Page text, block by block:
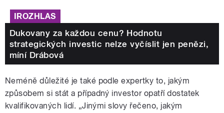
IROZHLAS
Dukovany za každou cenu? Hodnotu
strategických investic nelze vyčíslit jen penězi,
míní Drábová
Neméně důležité je také podle expertky to, jakým
způsobem si stát a případný investor opatří dostatek
kvalifikovaných lidí. „Jinými slovy řečeno, jakým